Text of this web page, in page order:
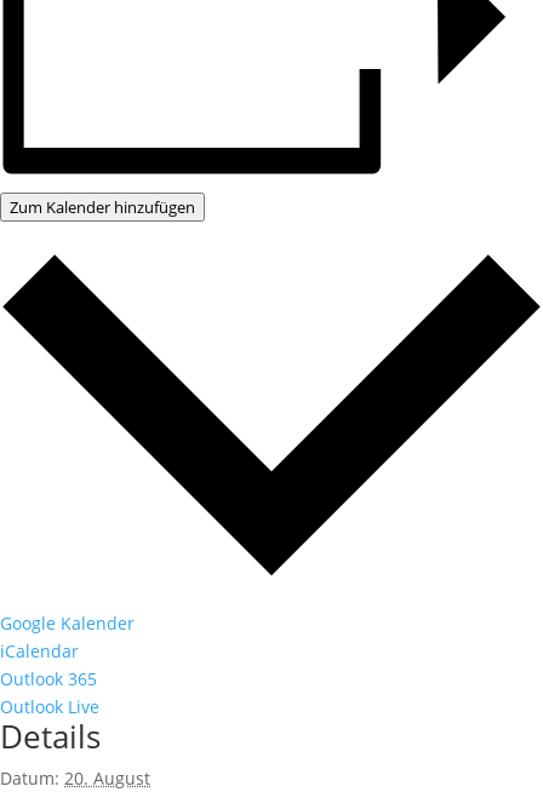
Zum Kalender hinzufügen
Google Kalender
iCalendar
Outlook 365
Outlook Live
Details
Datum: 20. August